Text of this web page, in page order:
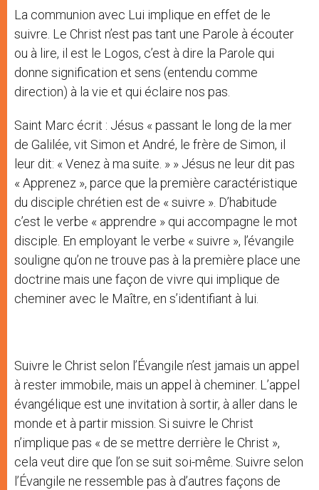
La communion avec Lui implique en effet de le
suivre. Le Christ n’est pas tant une Parole à écouter
ou à lire, il est le Logos, c’est à dire la Parole qui
donne signification et sens (entendu comme
direction) à la vie et qui éclaire nos pas.
Saint Marc écrit : Jésus « passant le long de la mer
de Galilée, vit Simon et André, le frère de Simon, il
leur dit: « Venez à ma suite. » » Jésus ne leur dit pas
« Apprenez », parce que la première caractéristique
du disciple chrétien est de « suivre ». D’habitude
c’est le verbe « apprendre » qui accompagne le mot
disciple. En employant le verbe « suivre », l’évangile
souligne qu’on ne trouve pas à la première place une
doctrine mais une façon de vivre qui implique de
cheminer avec le Maître, en s’identifiant à lui.
Suivre le Christ selon l’Évangile n’est jamais un appel
à rester immobile, mais un appel à cheminer. L’appel
évangélique est une invitation à sortir, à aller dans le
monde et à partir mission. Si suivre le Christ
n’implique pas « de se mettre derrière le Christ »,
cela veut dire que l’on se suit soi-même. Suivre selon
l’Évangile ne ressemble pas à d’autres façons de